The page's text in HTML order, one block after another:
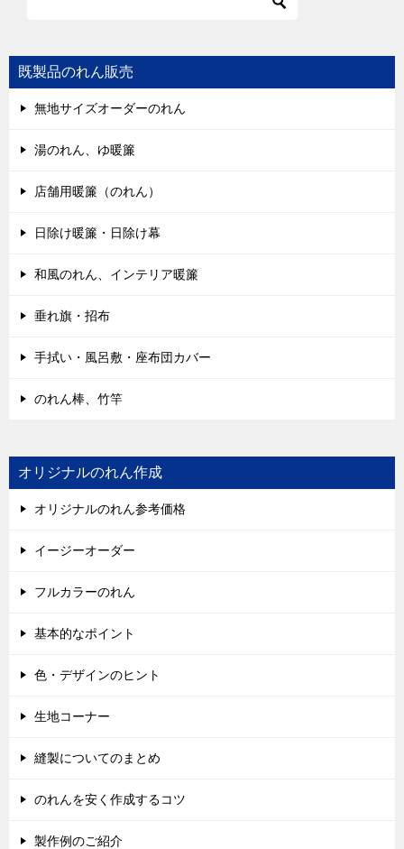
既製品のれん販売
無地サイズオーダーのれん
湯のれん、ゆ暖簾
店舗用暖簾（のれん）
日除け暖簾・日除け幕
和風のれん、インテリア暖簾
垂れ旗・招布
手拭い・風呂敷・座布団カバー
のれん棒、竹竿
オリジナルのれん作成
オリジナルのれん参考価格
イージーオーダー
フルカラーのれん
基本的なポイント
色・デザインのヒント
生地コーナー
縫製についてのまとめ
のれんを安く作成するコツ
製作例のご紹介